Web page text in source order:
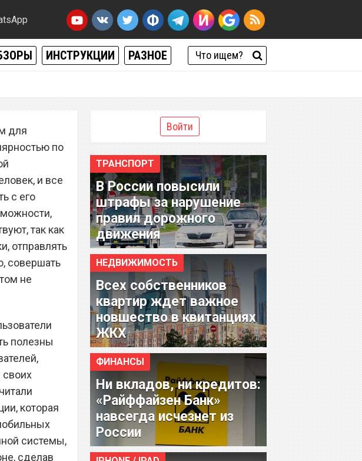
ИНСТРУКЦИИ РАЗНОЕ
о
для
по
и все
с его
так как
отправлять
совершать
не
полезны
которая
системы,
сделав
Войти
ТРАНСПОРТ
В России повысили
штрафы за нарушение
правил дорожного
движения
НЕДВИЖИМОСТЬ
Всех собственников
квартир ждет важное
новшество в квитанциях
ЖКХ
ФИНАНСЫ
Ни вкладов, ни кредитов:
«Райффайзен Банк»
навсегда исчезнет из
России